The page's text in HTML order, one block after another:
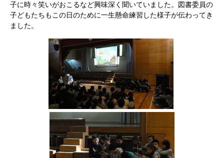
子に時々笑いがおこるなど興味深く聞いていました。図書委員の
子どもたちもこの日のために一生懸命練習した様子が伝わってき
ました。